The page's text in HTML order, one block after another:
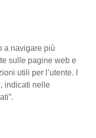
a navigare più
sulle pagine web e
utili per l’utente. I
indicati nelle